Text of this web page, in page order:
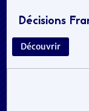
Décisions
Découvrir